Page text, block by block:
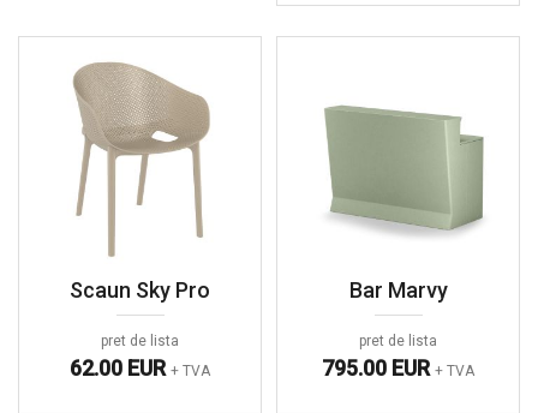
Scaun Sky Pro
pret de lista
62.00 EUR + TVA
Bar Marvy
pret de lista
795.00 EUR + TVA